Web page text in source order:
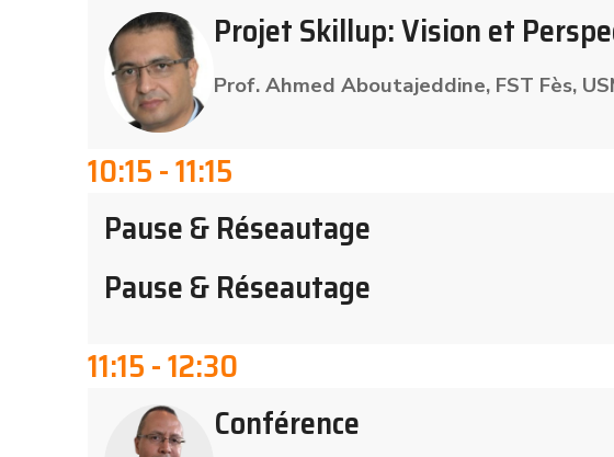
Projet Skillup: Vision et
Prof. Ahmed Aboutajeddine, FST Fès,
10:15 - 11:15
Pause & Réseautage
Pause & Réseautage
11:15 - 12:30
Conférence